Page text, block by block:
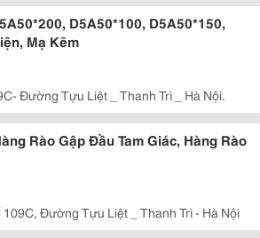
D5A50*100, D5A50*150,
Mạ Kẽm
Đường Tựu Liệt _ Thanh Trì _ Hà Nội.
Rào Gập Đầu Tam Giác, Hàng Rào
109C, Đường Tựu Liệt _ Thanh Trì - Hà Nội